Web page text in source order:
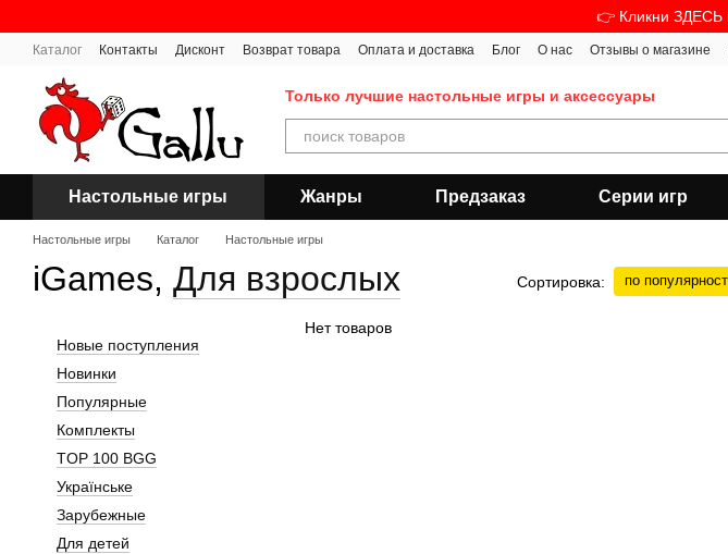
👉 Кликни ЗДЕСЬ
Каталог Контакты Дисконт Возврат товара Оплата и доставка Блог О нас Отзывы о магазине
Только лучшие настольные игры и аксессуары
Настольные игры Жанры Предзаказ Серии игр
Настольные игры Каталог Настольные игры
iGames, Для взрослых Сортировка: по
Нет товаров
Новые поступления
Новинки
Популярные
Комплекты
TOP 100 BGG
Українське
Зарубежные
Для детей